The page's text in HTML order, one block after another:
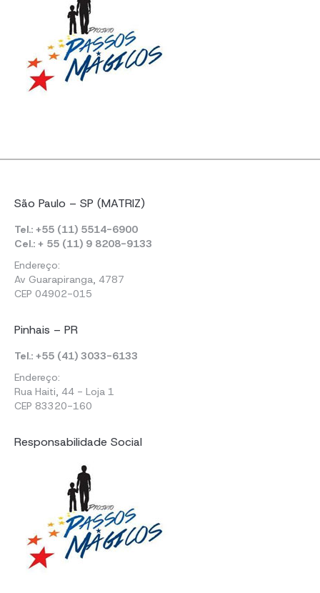
São Paulo – SP (MATRIZ)
Tel.: +55 (11) 5514-6900
Cel.: + 55 (11) 9 8208-9133
Endereço:
Av Guarapiranga, 4787
CEP 04902-015
Pinhais – PR
Tel.: +55 (41) 3033-6133
Endereço:
Rua Haiti, 44 - Loja 1
CEP 83320-160
Responsabilidade Social